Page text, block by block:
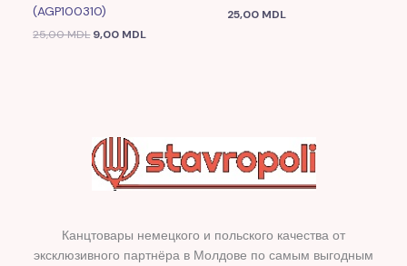
(AGP100310)
25,00MDL 9,00 MDL
25,00 MDL
Канцтовары немецкого и польского качества от
эксклюзивного партнёра в Молдове по самым выгодным